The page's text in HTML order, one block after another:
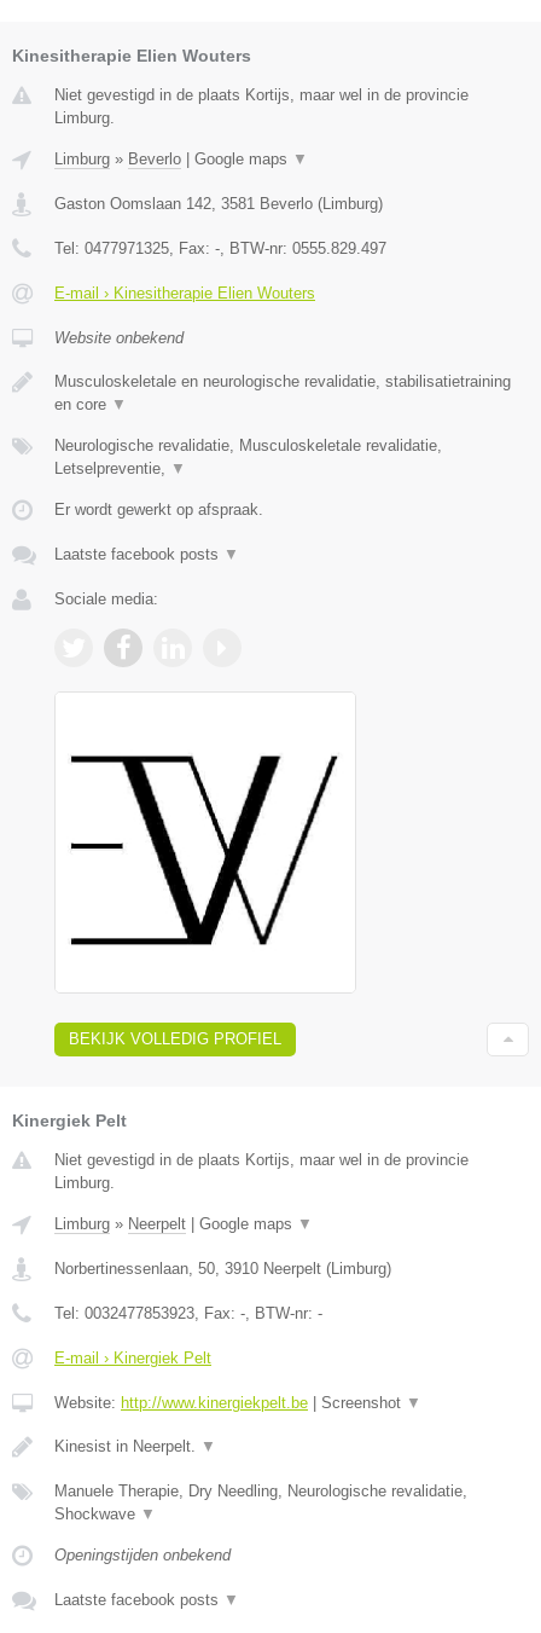
Kinesitherapie Elien Wouters
Niet gevestigd in de plaats Kortijs, maar wel in de provincie
Limburg.
Limburg » Beverlo Google maps ▼
Gaston Oomslaan 142 3581 Beverlo ( Limburg)
Tel: 0477971325 , Fax: - , BTW-nr: 0555.829.497
E-mail › Kinesitherapie Elien Wouters
Website onbekend
Musculoskeletale en neurologische revalidatie, stabilisatietraining
en core ▼
Neurologische revalidatie, Musculoskeletale revalidatie,
Letselpreventie,
▼
Er wordt gewerkt op afspraak.
Laatste facebook posts ▼
Sociale media:
BEKIJK VOLLEDIG PROFIEL
Kinergiek Pelt
Niet gevestigd in de plaats Kortijs, maar wel in de provincie
Limburg.
Limburg » Neerpelt Google maps ▼
Norbertinessenlaan, 50 3910 Neerpelt ( Limburg)
Tel: 0032477853923 , Fax: - , BTW-nr: -
E-mail › Kinergiek Pelt
Website: http://www.kinergiekpelt.be Screenshot ▼
Kinesist in Neerpelt. ▼
Manuele Therapie, Dry Needling, Neurologische revalidatie,
Shockwave ▼
Openingstijden onbekend
Laatste facebook posts ▼